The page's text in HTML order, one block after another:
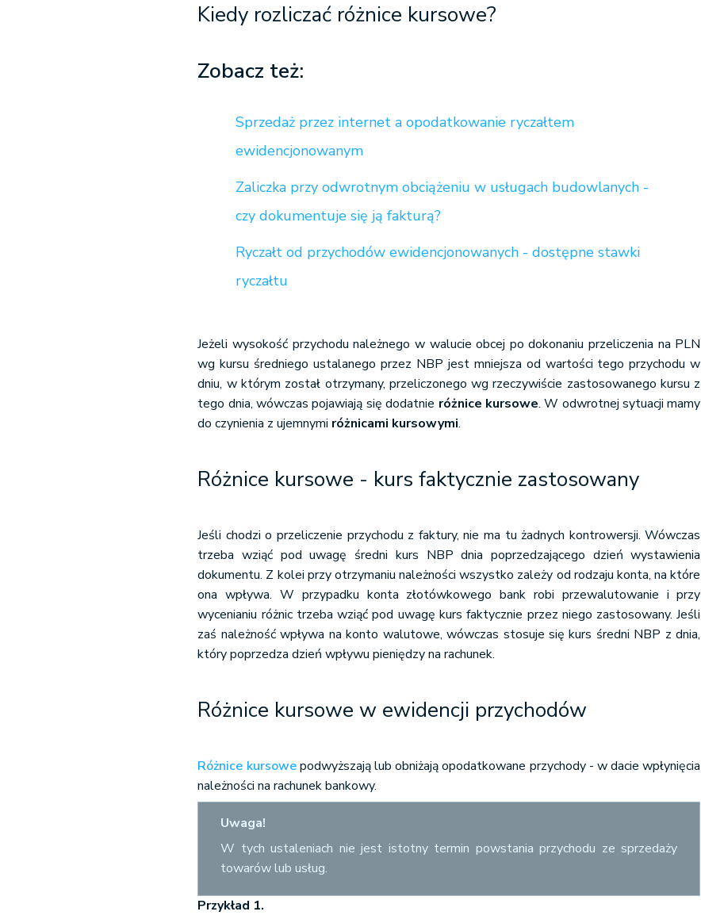
Kiedy rozliczać różnice kursowe?
Zobacz też:
Sprzedaż przez internet a opodatkowanie ryczałtem
ewidencjonowanym
Zaliczka przy odwrotnym obciążeniu w usługach budowlanych -
czy dokumentuje się ją fakturą?
Ryczałt od przychodów ewidencjonowanych - dostępne stawki
ryczałtu
Jeżeli wysokość przychodu należnego w walucie obcej po dokonaniu przeliczenia na PLN
wg kursu średniego ustalanego przez NBP jest mniejsza od wartości tego przychodu w
dniu, w którym został otrzymany, przeliczonego wg rzeczywiście zastosowanego kursu z
tego dnia, wówczas pojawiają się dodatnie różnice kursowe. W odwrotnej sytuacji mamy
do czynienia z ujemnymi różnicami kursowymi.
Różnice kursowe - kurs faktycznie zastosowany
Jeśli chodzi o przeliczenie przychodu z faktury, nie ma tu żadnych kontrowersji. Wówczas
trzeba wziąć pod uwagę średni kurs NBP dnia poprzedzającego dzień wystawienia
dokumentu. Z kolei przy otrzymaniu należności wszystko zależy od rodzaju konta, na które
ona wpływa. W przypadku konta złotówkowego bank robi przewalutowanie i przy
wycenianiu różnic trzeba wziąć pod uwagę kurs faktycznie przez niego zastosowany. Jeśli
zaś należność wpływa na konto walutowe, wówczas stosuje się kurs średni NBP z dnia,
który poprzedza dzień wpływu pieniędzy na rachunek.
Różnice kursowe w ewidencji przychodów
Różnice kursowepodwyższają lub obniżają opodatkowane przychody - w dacie wpłynięcia
należności na rachunek bankowy.
Uwaga!
W tych ustaleniach nie jest istotny termin powstania przychodu ze sprzedaży
towarów lub usług.
Przykład 1.